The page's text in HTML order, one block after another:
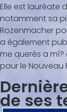
Elle est lauréate
notamment sa
Rozenmacher
a également
me querés a mí?
pour le Nouveau
de ses